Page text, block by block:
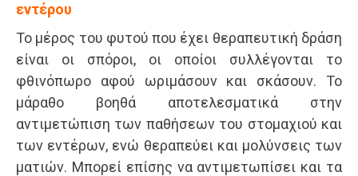
εντέρου
Το μέρος του φυτού που έχει θεραπευτική δράση
είναι οι σπόροι, οι οποίοι συλλέγονται το
φθινόπωρο αφού ωριμάσουν και σκάσουν. Το
μάραθο βοηθά αποτελεσματικά στην
αντιμετώπιση των παθήσεων του στομαχιού και
των εντέρων, ενώ θεραπεύει και μολύνσεις των
ματιών. Μπορεί επίσης να αντιμετωπίσει και τα